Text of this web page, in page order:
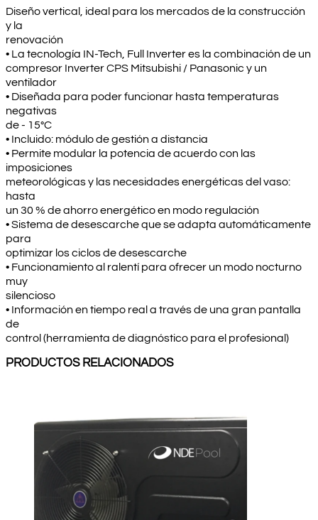
HASTA
68m3
cantidad
Diseño vertical, ideal para los mercados de la construcción
y la
renovación
• La tecnología IN-Tech, Full Inverter es la combinación de un
compresor Inverter CPS Mitsubishi / Panasonic y un
ventilador
• Diseñada para poder funcionar hasta temperaturas
negativas
de - 15°C
• Incluido: módulo de gestión a distancia
• Permite modular la potencia de acuerdo con las
imposiciones
meteorológicas y las necesidades energéticas del vaso:
hasta
un 30 % de ahorro energético en modo regulación
• Sistema de desescarche que se adapta automáticamente
para
optimizar los ciclos de desescarche
• Funcionamiento al ralentí para ofrecer un modo nocturno
muy
silencioso
• Información en tiempo real a través de una gran pantalla
de
control (herramienta de diagnóstico para el profesional)
PRODUCTOS RELACIONADOS